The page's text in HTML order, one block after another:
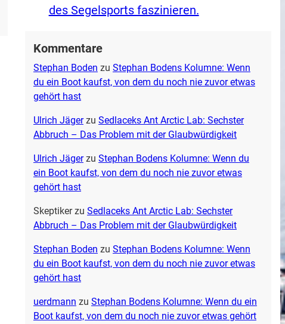
des Segelsports faszinieren.
Kommentare
Stephan Boden zu Stephan Bodens Kolumne: Wenn
du ein Boot kaufst, von dem du noch nie zuvor etwas
gehört hast
Ulrich Jägerzu Sedlaceks Ant Arctic Lab: Sechster
Abbruch – Das Problem mit der Glaubwürdigkeit
Ulrich Jägerzu Stephan Bodens Kolumne: Wenn du
ein Boot kaufst, von dem du noch nie zuvor etwas
gehört hast
Skeptikerzu Sedlaceks Ant Arctic Lab: Sechster
Abbruch – Das Problem mit der Glaubwürdigkeit
Stephan Boden zu Stephan Bodens Kolumne: Wenn
du ein Boot kaufst, von dem du noch nie zuvor etwas
gehört hast
uerdmann zu Stephan Bodens Kolumne: Wenn du ein
Boot kaufst, von dem du noch nie zuvor etwas gehört